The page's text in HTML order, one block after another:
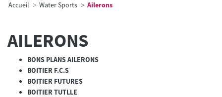
Accueil Water Sports Ailerons
AILERONS
BONS PLANS AILERONS
BOITIER F.C.S
BOITIER FUTURES
BOITIER TUTLLE